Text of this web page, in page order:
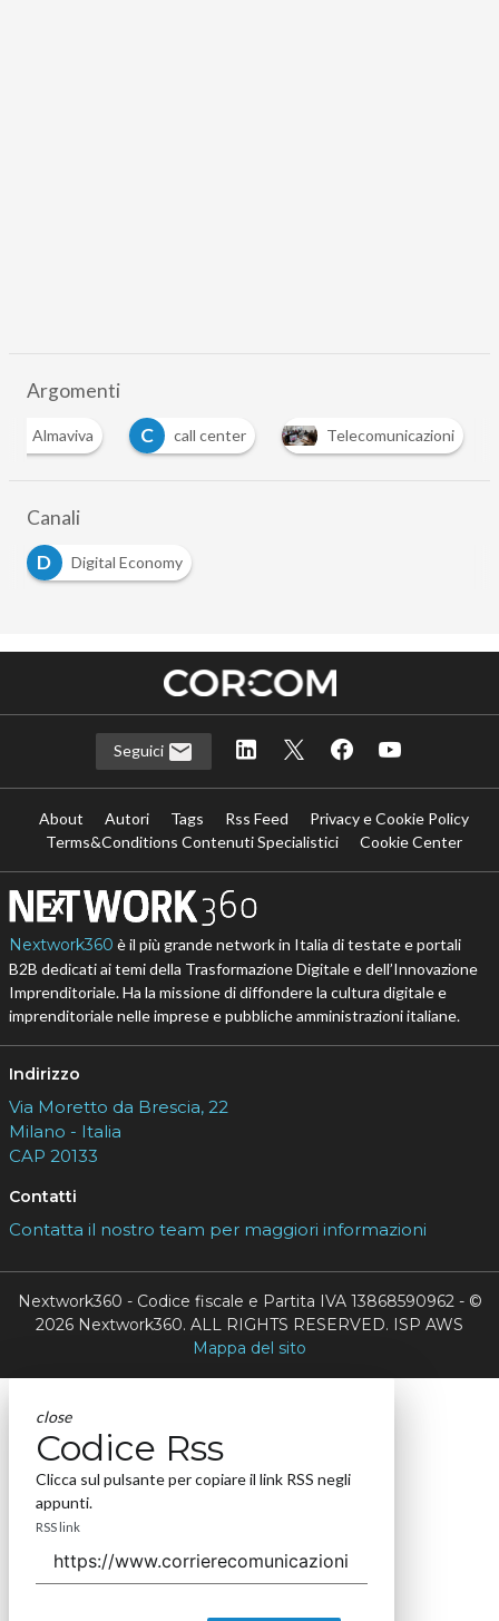
Argomenti
Almaviva C call center Telecomunicazioni
Canali
D
Digital Economy
Seguici
About Autori Tags Rss Feed
Privacy e Cookie Policy
Terms&Conditions Contenuti Specialistici
Cookie Center
Nextwork360 è il più grande network in Italia di testate e portali
B2B dedicati ai temi della Trasformazione Digitale e dell’Innovazione
Imprenditoriale. Ha la missione di diffondere la cultura digitale e
imprenditoriale nelle imprese e pubbliche amministrazioni italiane.
Indirizzo
Via Moretto da Brescia, 22
Milano - Italia
CAP 20133
Contatti
Contatta il nostro team per maggiori informazioni
Nextwork360 - Codice fiscale e Partita IVA 13868590962 - ©
2026 Nextwork360. ALL RIGHTS RESERVED. ISP AWS
Mappa del sito
close
Codice Rss
Clicca sul pulsante per copiare il link RSS negli
appunti.
RSS link